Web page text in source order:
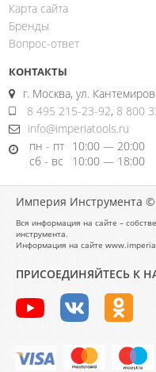
Карта сайта
Бренды
Вопрос-ответ
КОНТАКТЫ
г. Москва, ул.
8 495 215-23-92, 8 800
info@imperiatools.ru
пн - пт 10:00 — 20:00
сб - вс
10:00 — 18:00
Империя Инструмента ©
Вся информация на сайте –
инструмента.
Информация на сайте
ПРИСОЕДИНЯЙТЕСЬ К